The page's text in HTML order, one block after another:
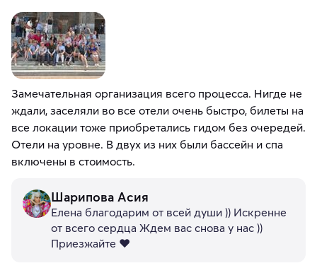
Замечательная организация всего процесса. Нигде не
ждали, заселяли во все отели очень быстро, билеты на
все локации тоже приобретались гидом без очередей.
Отели на уровне. В двух из них были бассейн и спа
включены в стоимость.
Шарипова Асия
Елена благодарим от всей души )) Искренне
от всего сердца Ждем вас снова у нас ))
Приезжайте ❤️